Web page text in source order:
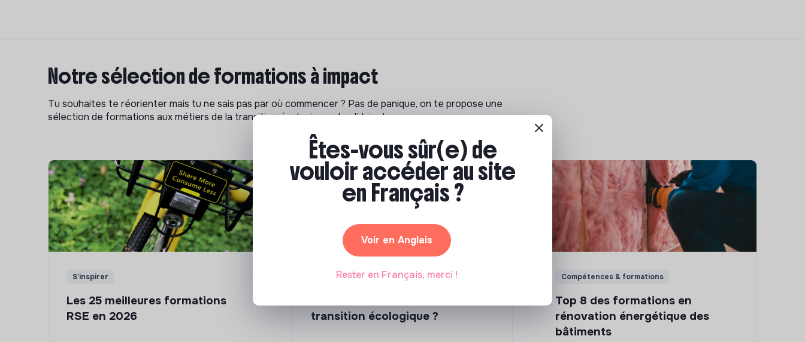
Notre sélection de formations à impact
Tu souhaites te réorienter mais tu ne sais pas par où commencer ? Pas de panique, on te propose une
sélection de formations aux métiers de la transition écologique et solidaire !
S'inspirer
Les 25 meilleures formations
RSE en 2026
Compétences & formations
transition écologique ?
Compétences & formations
Top 8 des formations en
rénovation énergétique des
bâtiments
Êtes-vous sûr(e) de
vouloir accéder au site
en Français ?
Voir en Anglais
Rester en Français, merci !